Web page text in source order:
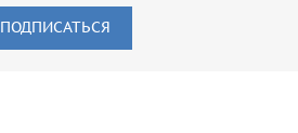
ПОДПИСАТЬСЯ